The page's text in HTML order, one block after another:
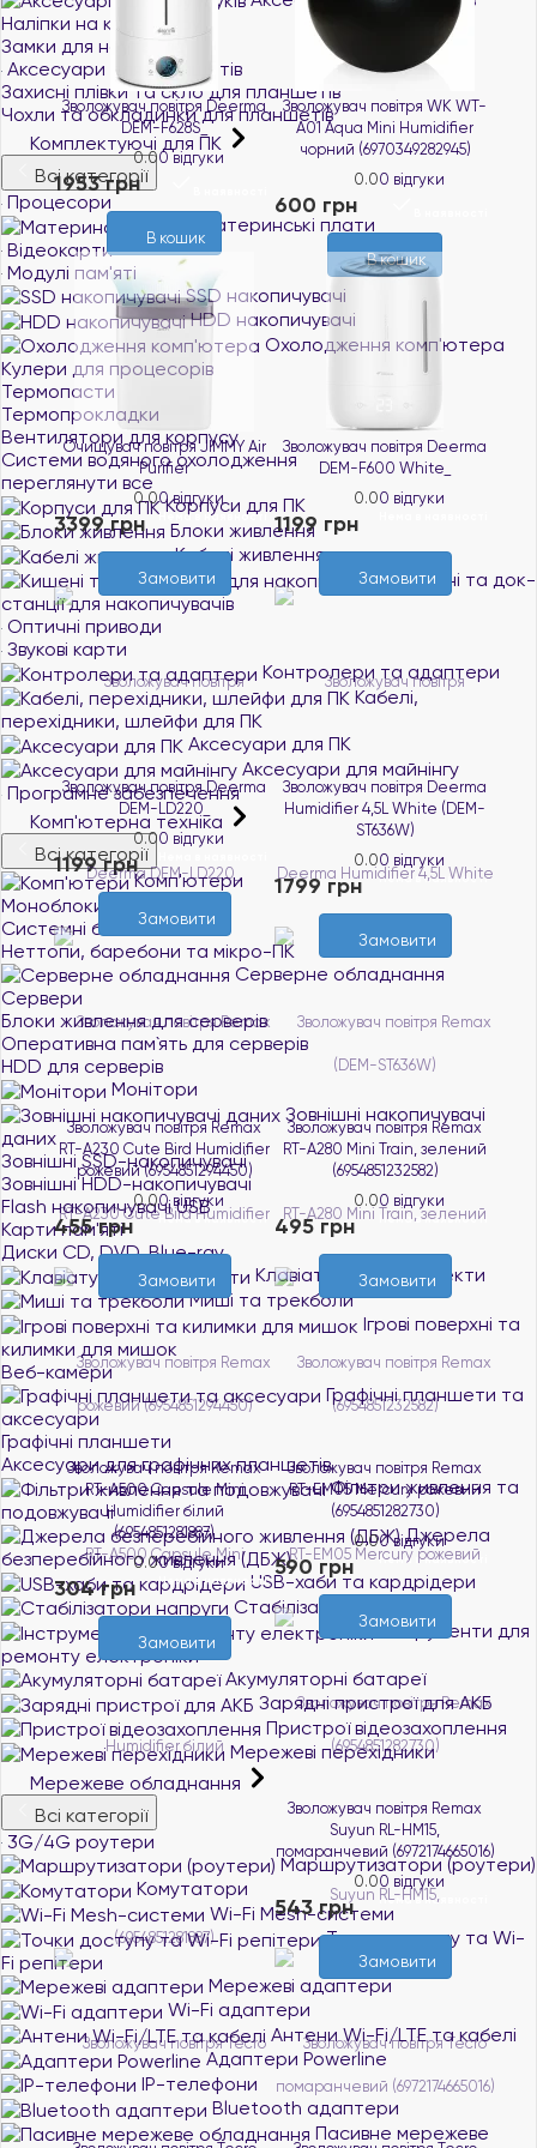
Наліпки на клавіатуру
Замки для ноутбуків
Аксесуари для планшетів
Захисні плівки та скло для планшетів
Чохли та обкладинки для планшетів
Комплектуючі для ПК
Всі категорії
Процесори
Материнські плати
Відеокарти
Модулі пам'яті
SSD накопичувачі
HDD накопичувачі
Охолодження комп'ютера
Кулери для процесорів
Термопасти
Термопрокладки
Вентилятори для корпусу
Системи водяного охолодження
переглянути все
Корпуси для ПК
Блоки живлення
Кабелі живлення
Кишені та док-
станції для накопичувачів
Оптичні приводи
Звукові карти
Контролери та адаптери
Кабелі,
перехідники, шлейфи для ПК
Аксесуари для ПК
Аксесуари для майнінгу
Програмне забезпечення
Комп'ютерна техніка
Всі категорії
Комп'ютери
Моноблоки
Системні блоки
Неттопи, баребони та мікро-ПК
Серверне обладнання
Сервери
Блоки живлення для серверів
Оперативна пам`ять для серверів
HDD для серверів
Монітори
Зовнішні накопичувачі
даних
Зовнішні SSD-накопичувачі
Зовнішні HDD-накопичувачі
Flash накопичувачі USB
Карти пам'яті
Диски CD, DVD, Blue-ray
Клавіатури та комплекти
Миші та трекболи
Ігрові поверхні та
килимки для мишок
Веб-камери
Графічні планшети та
аксесуари
Графічні планшети
Аксесуари для графічних планшетів
Фільтри живлення та
подовжувачі
Джерела
безперебійного живлення (ДБЖ)
USB-хаби та кардрідери
Стабілізатори напруги
Інструменти для
ремонту електроніки
Акумуляторні батареї
Зарядні пристрої для АКБ
Пристрої відеозахоплення
Мережеві перехідники
Мережеве обладнання
Всі категорії
3G/4G роутери
Маршрутизатори (роутери)
Комутатори
Wi-Fi Mesh-системи
Точки доступу та Wi-
Fi репітери
Мережеві адаптери
Wi-Fi адаптери
Антени Wi-Fi/LTE та кабелі
Адаптери Powerline
IP-телефони
Bluetooth адаптери
Пасивне мережеве
Зволожувач повітря Deerma
DEM-F628S_
0.00 відгуки
1953 грн
В кошик
Зволожувач повітря WK WT-
A01 Aqua Mini Humidifier
чорний (6970349282945)
0.00 відгуки
600 грн
В кошик
Очищувач повітря JIMMY Air
Purifier
0.00 відгуки
Нема в наявності
3399 грн
Замовити
Зволожувач повітря Deerma
DEM-F600 White_
0.00 відгуки
1199 грн
Замовити
Зволожувач повітря Deerma
DEM-LD220_
0.00 відгуки
1199 грн
Замовити
Зволожувач повітря Deerma
Humidifier 4,5L White (DEM-
ST636W)
0.00 відгуки
Нема в наявності
1799 грн
Замовити
Зволожувач повітря Remax
RT-A230 Cute Bird Humidifier
рожевий (6954851294450)
0.00 відгуки
Нема в наявності
455 грн
Замовити
Зволожувач повітря Remax
RT-A280 Mini Train, зелений
(6954851232582)
0.00 відгуки
Нема в наявності
495 грн
Замовити
Зволожувач повітря Remax
RT-A500 Capsule Mini
Humidifier білий
(6954851281887)
0.00 відгуки
Нема в наявності
304 грн
Замовити
Зволожувач повітря Remax
RT-EM05 Mercury рожевий
(6954851282730)
0.00 відгуки
Нема в наявності
590 грн
Замовити
Зволожувач повітря Remax
Suyun RL-HM15,
помаранчевий (6972174665016)
0.00 відгуки
Нема в наявності
543 грн
Замовити